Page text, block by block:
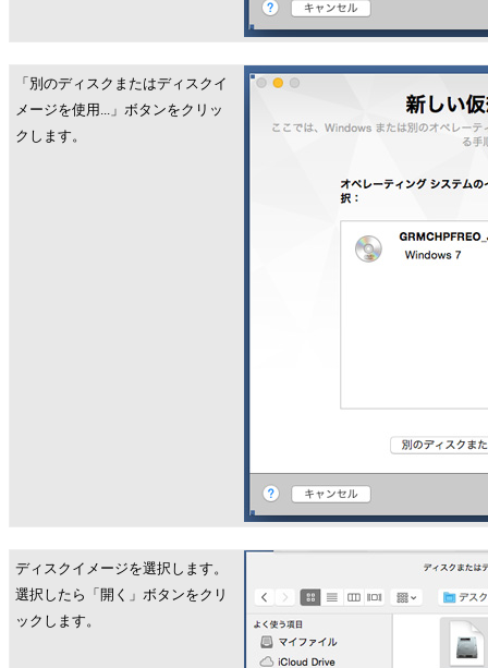
「別のディスクまたはディスクイ
メージを使用...」ボタンをクリッ
クします。
ディスクイメージを選択します。
選択したら「開く」ボタンをクリ
ックします。